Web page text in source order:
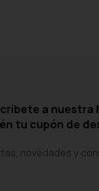
a nuestra
tu cupón de
novedades y